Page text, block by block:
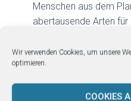
Wir verwenden Cookies, um unsere
optimieren.
COOKIES
Menschen aus dem
abertausende Arten
Es bleiben etwa
richtigzu stellen, für das